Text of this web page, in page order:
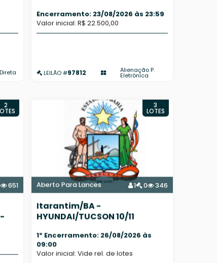
Encerramento: 23/08/2026 às 23:59
Valor inicial: R$ 22.500,00
LEILÃO #97812 Alienação P.
Eletrônica
651
2
Aberto Para Lances 1 0 346
3
LOTES
Itarantim/BA -
HYUNDAI/TUCSON 10/11
1º Encerramento: 26/08/2026 às
09:00
Valor inicial: Vide rel. de lotes